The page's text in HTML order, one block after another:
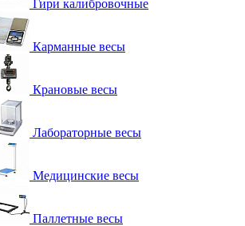
Гири калибровочные
Карманные весы
Крановые весы
Лабораторные весы
Медицинские весы
Паллетные весы